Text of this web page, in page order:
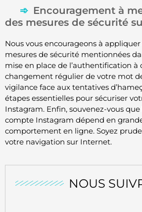
NOUS
Encouragement à
des mesures de sécurité
Nous vous encourageons à
mesures de sécurité mentionnées
mise en place de l’authentification à
changement régulier de votre mot
vigilance face aux tentatives
étapes essentielles pour sécuriser
Instagram. Enfin, souvenez-vous
compte Instagram dépend en
comportement en ligne. Soyez
votre navigation sur Internet.